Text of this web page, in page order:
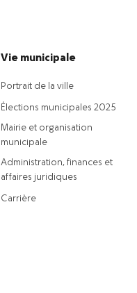
Vie municipale
Portrait de la ville
Élections municipales 2025
Mairie et organisation
municipale
Administration, finances et
affaires juridiques
Carrière